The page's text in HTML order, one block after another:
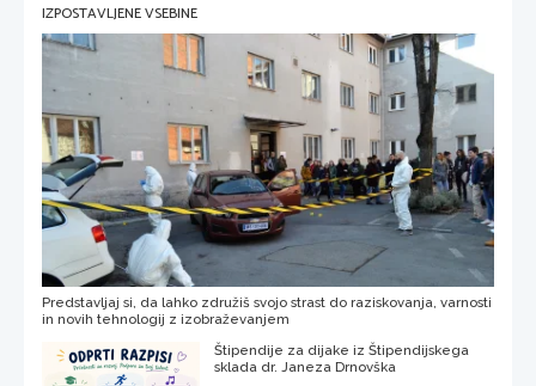
IZPOSTAVLJENE VSEBINE
Predstavljaj si, da lahko združiš svojo strast do raziskovanja, varnosti
in novih tehnologij z izobraževanjem
Štipendije za dijake iz Štipendijskega
sklada dr. Janeza Drnovška